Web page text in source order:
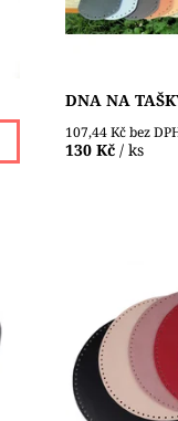
Dostupnost:
DNA NA
107,44 Kč bez
130 Kč / ks
Dno z eko
kabelek a
macrame. Má
2,5 mm ) pro
Tloušťka dna...
Dostupnost: